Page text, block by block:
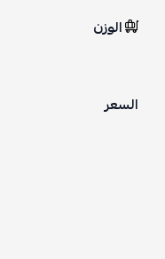
الوزن
السعر